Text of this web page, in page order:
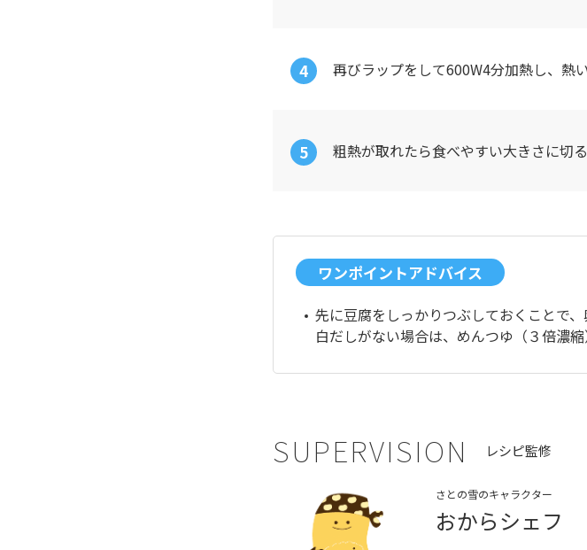
再びラップをして600W4分加熱し、熱
粗熱が取れたら食べやすい大きさに切る
ワンポイントアドバイス
先に豆腐をしっかりつぶしておくことで
白だしがない場合は、めんつゆ（３倍濃縮
SUPERVISION レシピ監修
さとの雪のキャラクター
おからシェフ